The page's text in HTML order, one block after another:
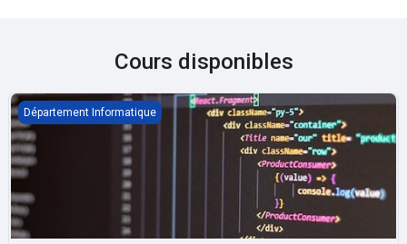
Cours disponibles
Initiation à l’informatique
Département Informatique